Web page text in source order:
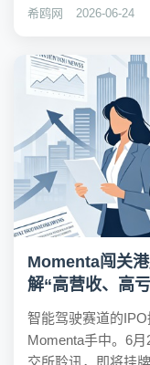
“靶心like”玩法与
希鸥网 2026-06-24
Momenta闯关
解“高营收、高
智能驾驶赛道的
Momenta手中。6
交所聆讯，即将挂